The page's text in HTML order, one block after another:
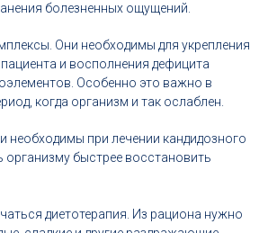
болезненных ощущений.
Они необходимы для укрепления
и восполнения дефицита
Особенно это важно в
когда организм и так ослаблен.
необходимы при лечении кандидозного
быстрее восстановить
диетотерапия. Из рациона нужно